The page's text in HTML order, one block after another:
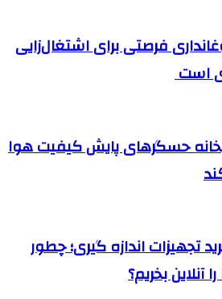
فرصتی برای اشتغال‌زایی
است
حسگرهای پایش کیفیت هوا
تجهیزات اندازه گیری؛ چطور
آنلاین بخریم؟